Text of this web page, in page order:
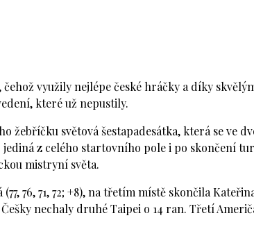
využily nejlépe české hráčky a díky
které už nepustily.
žebříčku světová šestapadesátka, která se ve
z celého startovního pole i po skončení
mistryní světa.
76, 71, 72; +8), na třetím místě skončila
Češky nechaly druhé Taipei o 14 ran. Třetí